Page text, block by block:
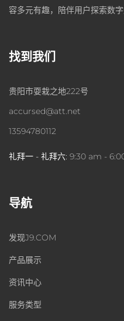
容多元有趣，陪伴用户探索数字
找到我们
贵阳市耍栽之地222号
accursed@att.net
13594780112
礼拜一 - 礼拜六: 9:30 am -
导航
发现J9.COM
产品展示
资讯中心
服务类型